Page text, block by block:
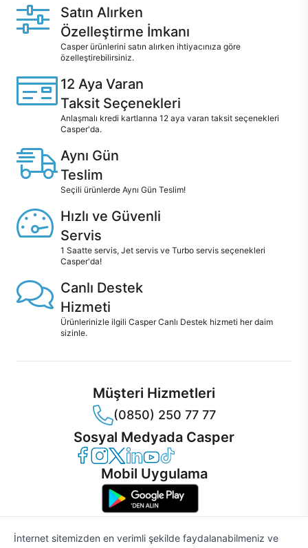
Satın Alırken
Özelleştirme İmkanı
Casper ürünlerini satın alırken ihtiyacınıza göre
özelleştirebilirsiniz.
12 Aya Varan
Taksit Seçenekleri
Anlaşmalı kredi kartlarına 12 aya varan taksit seçenekleri
Casper'da.
Aynı Gün
Teslim
Seçili ürünlerde Aynı Gün Teslim!
Hızlı ve Güvenli
Servis
1 Saatte servis, Jet servis ve Turbo servis seçenekleri
Casper'da!
Canlı Destek
Hizmeti
Ürünlerinizle ilgili Casper Canlı Destek hizmeti her daim
sizinle.
Müşteri Hizmetleri
(0850) 250 77 77
Sosyal Medyada Casper
Casper Facebook
Casper Instagram
Casper Twitter
Casper LinkedIn
Casper YouTube
Casper TikTok
Mobil Uygulama
İnternet sitemizden en verimli şekilde faydalanabilmeniz ve